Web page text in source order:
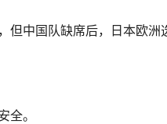
中国队缺席后，日本欧洲
全。